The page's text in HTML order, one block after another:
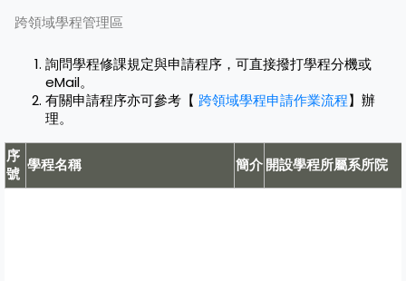
跨領域學程管理區
詢問學程修課規定與申請程序，可直接撥打學程分機或
eMail。
有關申請程序亦可參考【 跨領域學程申請作業流程】辦
理。
序
號 學程名稱 簡介 開設學程所屬系所院